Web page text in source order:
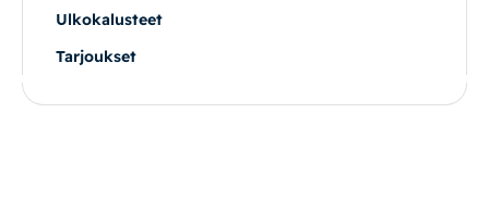
Vuodesohvat
Ulkokalusteet
Tarjoukset